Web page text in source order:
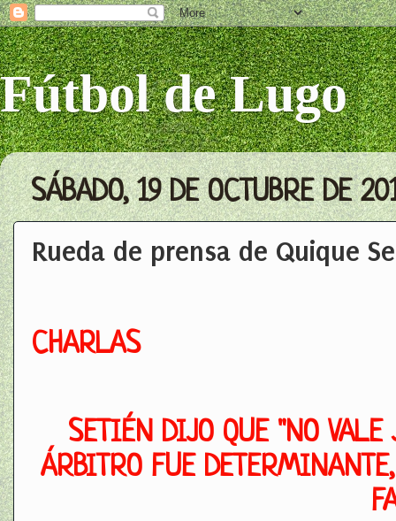
Fútbol de Lugo
SÁBADO, 19 DE OCTUBRE DE
Rueda de prensa de Quique
CHARLAS
SETIÉN DIJO QUE "NO VALE
ÁRBITRO FUE